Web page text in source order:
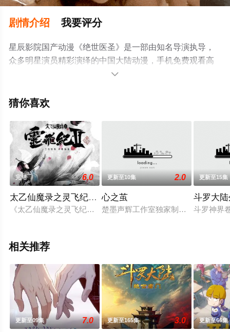
剧情介绍 我要评分
星辰影院国产动漫《绝世医圣》是一部由知名导演执导，
众多明星演员精彩演绎的中国大陆动漫，手机免费观看高
清未删减完整版动漫全集就来星辰电影院，更多相关信息

猜你喜欢
完结 6.0
太乙仙魔录之灵飞纪第二季
《太乙仙魔录之灵飞纪》是一部原味仙侠题材的连载动画，而
更新至10集 2.0
心之茧
楚墨声辉工作室独家制作出品，根据
更新至15集
斗罗大
斗罗神界
相关推荐
更新至09集 7.0 更新至165集 3.0 更新至66集